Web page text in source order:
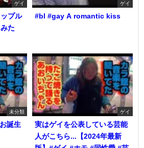
ゲイ
プル
た
ゲイ
#bl #gay A romantic kiss
未分類
誕生
ゲイ
実はゲイを公表している芸能
人がこちら...【2024年最新